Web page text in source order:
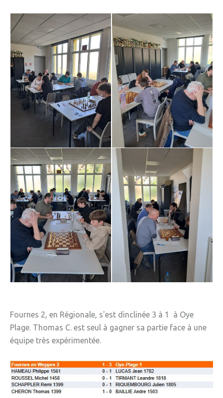
» SEWEP
» Autres associations
» Scouts de France
CONTACT
Fournes 2, en Régionale, s'est dinclinée 3 à 1 à Oye
Plage. Thomas C. est seul à gagner sa partie face à une
équipe très expérimentée.